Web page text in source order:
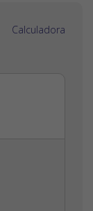
Calculadora